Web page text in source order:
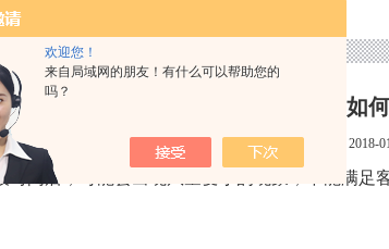
欢迎您！
来自局域网的朋友！有什么可以帮助您的
吗？
首页>
玻璃钢风机风量不足如
点击次数：2046 更新时间：2018-
间后，可能会出现风量变小的现象，不能满足